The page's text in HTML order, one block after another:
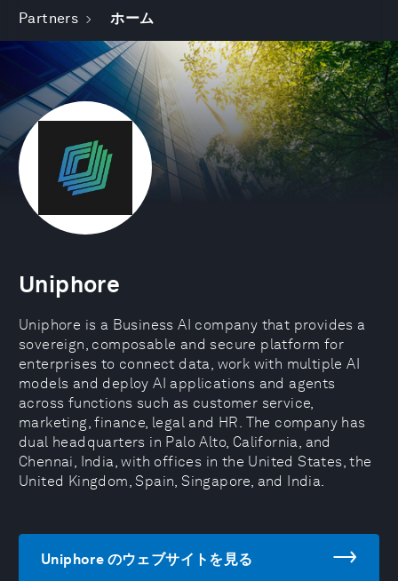
Partners ホーム
Uniphore
Uniphore is a Business AI company that provides a
sovereign, composable and secure platform for
enterprises to connect data, work with multiple AI
models and deploy AI applications and agents
across functions such as customer service,
marketing, finance, legal and HR. The company has
dual headquarters in Palo Alto, California, and
Chennai, India, with offices in the United States, the
United Kingdom, Spain, Singapore, and India.
Uniphore のウェブサイトを見る